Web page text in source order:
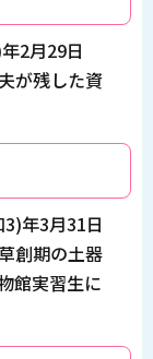
2月29日
が残した資
年3月31日
創期の土器
館実習生に